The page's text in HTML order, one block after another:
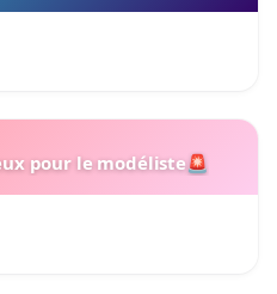
pour le modéliste🚨